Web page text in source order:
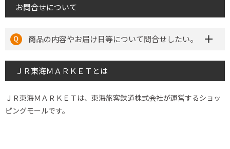
お問合せについて
商品の内容やお届け日等について問合せしたい。
ＪＲ東海ＭＡＲＫＥＴとは
ＪＲ東海ＭＡＲＫＥＴは、東海旅客鉄道株式会社が運営するショッ
ピングモールです。